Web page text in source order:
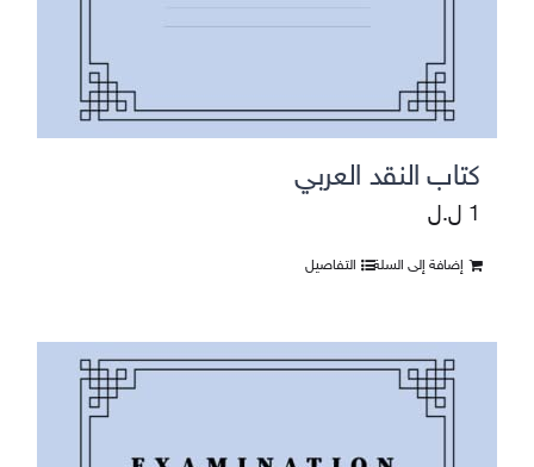
كتاب النقد العربي
1 ل.ل
إضافة إلى السلة التفاصيل